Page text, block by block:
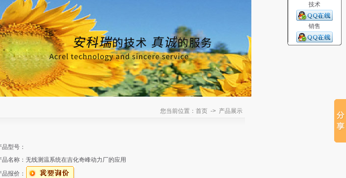
您当前位置：首页 -> 产品展示
品型号：
品名称： 无线测温系统在吉化奇峰动力厂的应用
品报价：
技术
销售